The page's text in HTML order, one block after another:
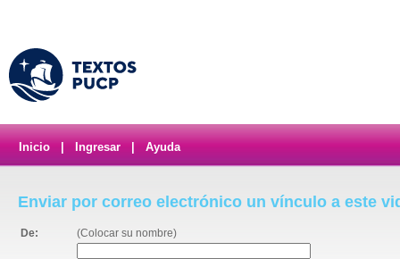
Inicio Ingresar Ayuda
Enviar por correo electrónico un vínculo a este
De: (Colocar su nombre)